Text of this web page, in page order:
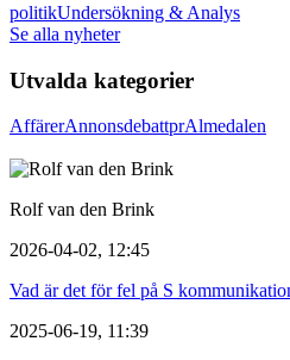
politikUndersökning & Analys
Se alla nyheter
Utvalda kategorier
AffärerAnnonsdebattprAlmedalen
Rolf van den Brink
2026-04-02, 12:45
Vad är det för fel på S
2025-06-19, 11:39